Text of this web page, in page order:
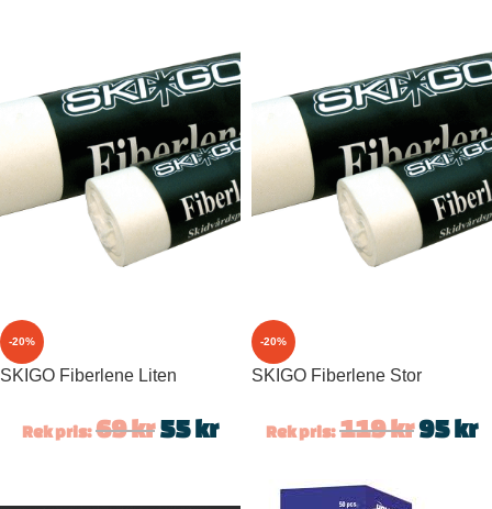
-20%
SKIGO Fiberlene Liten
Rek pris: 69kr 55kr
-20%
SKIGO Fiberlene Stor
Rek pris: 119kr95kr